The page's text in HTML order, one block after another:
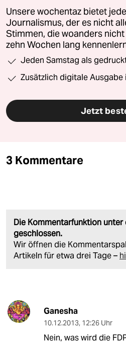
Unsere wochentaz bietet
Journalismus, der es nicht
Stimmen, die woanders
zehn Wochen lang
Jeden Samstag als
Zusätzlich digitale Ausgabe
Jetzt
3 Kommentare
Die Kommentarfunktion
geschlossen.
Wir öffnen die
Artikeln für etwa drei Tage –
Ganesha
10.12.2013, 12:26 Uhr
Nein, was wird die